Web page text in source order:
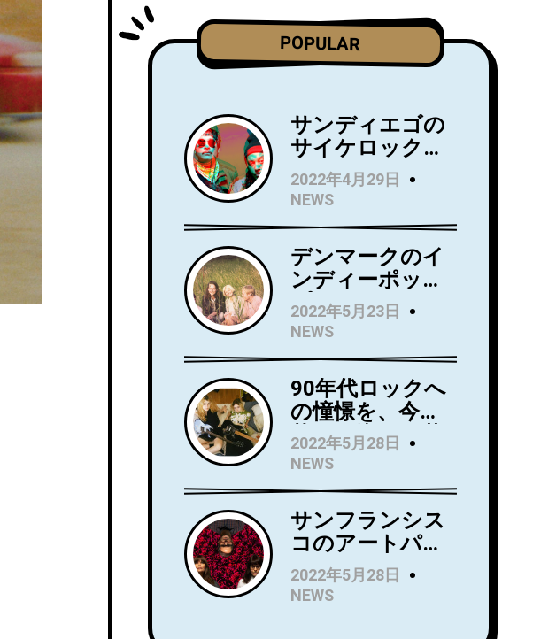
POPULAR
サンディエゴの
サイケロック・
バンドWild Wild
Wets、ニュー・
アルバム『Love
Always』を5月
27日にリリー
ス！アルバムか
らニューシング
ル 「Holding」
のビデオを公
開！
2022年4月29日
NEWS
デンマークのイ
ンディーポッ
プ・バンド
Kindsightが5月
25日にデビュ
ー・アルバム
『Swedish
Punk』をリリー
ス！
2022年5月23日
NEWS
90年代ロックへ
の憧憬を、今に
落とし込んだ若
き俊英Mommaが
日本デビューア
ルバム
『Household
Name』を7月に
リリース！Wet
LegのUS公演で
2022年5月28日
NEWS
サンフランシス
コのアートパン
クトリオRip
Roomが、
2022年5月28日
NEWS